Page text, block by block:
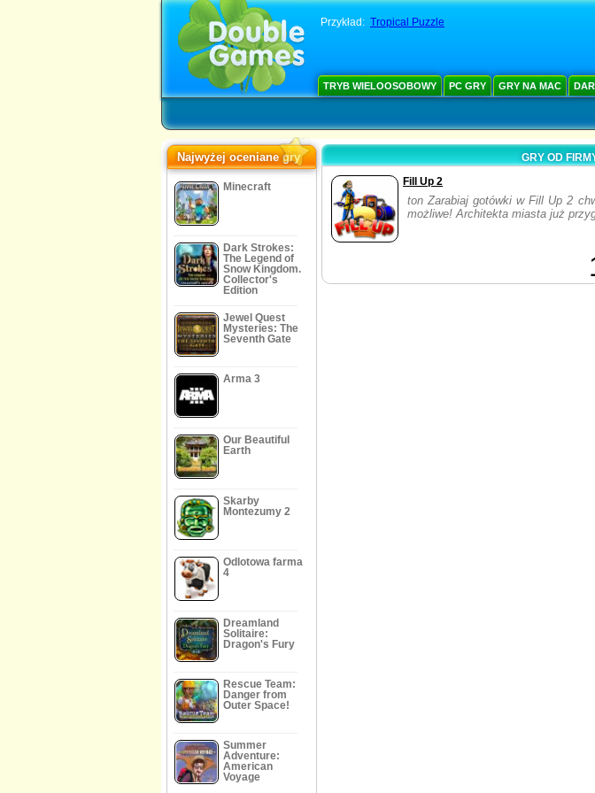
Przykład: Tropical Puzzle
TRYB WIELOOSOBOWY PC GRY GRY NA MAC
Najwyżej oceniane gry
Minecraft
Dark Strokes:
The Legend of
Snow Kingdom.
Collector's
Edition
Jewel Quest
Mysteries: The
Seventh Gate
Arma 3
Our Beautiful
Earth
Skarby
Montezumy 2
Odlotowa farma
4
Dreamland
Solitaire:
Dragon's Fury
Rescue Team:
Danger from
Outer Space!
Summer
Adventure:
American
Voyage
GRY OD
Fill Up 2
ton Zarabiaj gotówki w Fill Up 2
możliwe! Architekta miasta już